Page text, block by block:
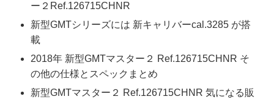
ー２Ref.126715CHNR
新型GMTシリーズには 新キャリバーcal.3285 が搭
載
2018年 新型GMTマスター２ Ref.126715CHNR そ
の他の仕様とスペックまとめ
新型GMTマスター２ Ref.126715CHNR 気になる販